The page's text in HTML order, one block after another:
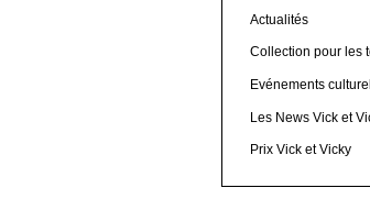
Actualités
Collection pour les
Evénements
Les News Vick et
Prix Vick et Vicky